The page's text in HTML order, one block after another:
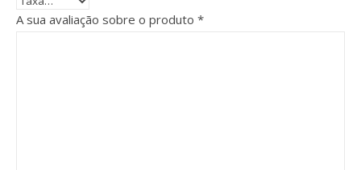
A sua avaliação sobre o produto *